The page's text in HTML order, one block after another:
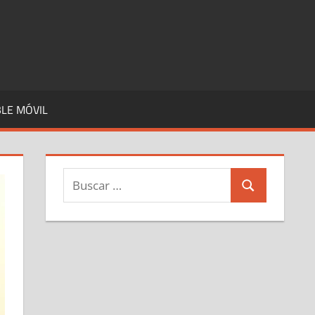
MÓVIL
Buscar:
Buscar